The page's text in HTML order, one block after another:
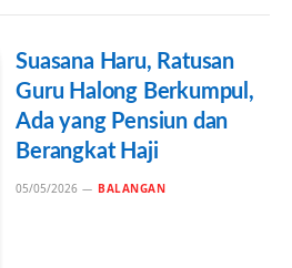
Suasana Haru, Ratusan
Guru Halong Berkumpul,
Ada yang Pensiun dan
Berangkat Haji
05/05/2026 BALANGAN